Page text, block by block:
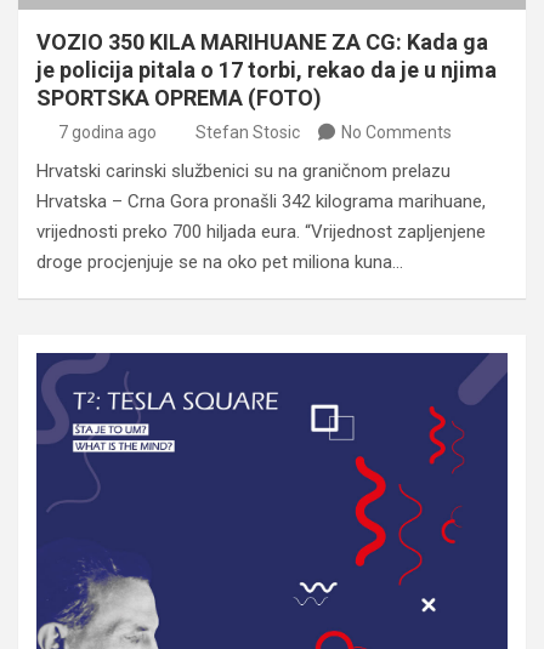
VOZIO 350 KILA MARIHUANE ZA CG: Kada ga
je policija pitala o 17 torbi, rekao da je u njima
SPORTSKA OPREMA (FOTO)
7 godina ago Stefan Stosic No Comments
Hrvatski carinski službenici su na graničnom prelazu
Hrvatska – Crna Gora pronašli 342 kilograma marihuane,
vrijednosti preko 700 hiljada eura. “Vrijednost zapljenjene
droge procjenjuje se na oko pet miliona kuna…